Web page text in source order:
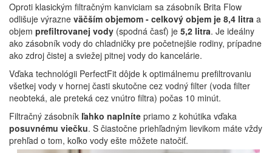
Oproti klasickým filtračným kanviciam sa zásobník Brita Flow
odlišuje výrazne väčším objemom - celkový objem je 8,4 litra a
objem prefiltrovanej vody (spodná časť) je 5,2 litra. Je ideálny
ako zásobník vody do chladničky pre početnejšie rodiny, prípadne
ako zdroj čistej a sviežej pitnej vody do kancelárie.
Vďaka technológii PerfectFit dôjde k optimálnemu prefiltrovaniu
všetkej vody v hornej časti skutočne cez vodný filter (voda filter
neobteká, ale preteká cez vnútro filtra) počas 10 minút.
Filtračný zásobník ľahko naplníte priamo z kohútika vďaka
posuvnému viečku. S čiastočne priehľadným lievikom máte vždy
prehľad o tom, koľko vody ešte môžete natočiť.